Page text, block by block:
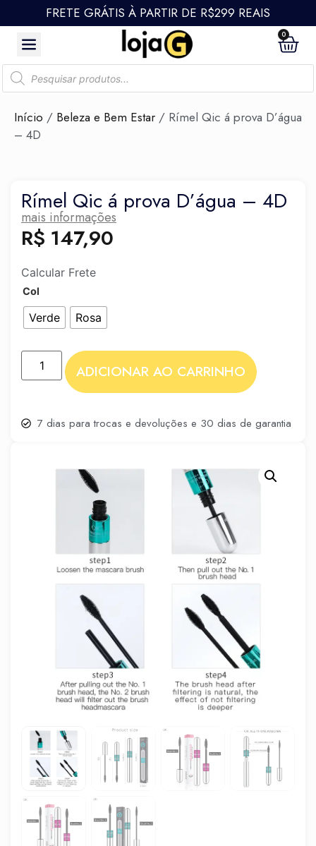
FRETE GRÁTIS À PARTIR DE R$299 REAIS
0
Início / Beleza e Bem Estar / Rímel Qic á prova D’água
– 4D
Rímel Qic á prova D’água – 4D
mais informações
R$ 147,90
Calcular Frete
Col
Verde Rosa
ADICIONAR AO CARRINHO
7 dias para trocas e devoluções e 30 dias de garantia